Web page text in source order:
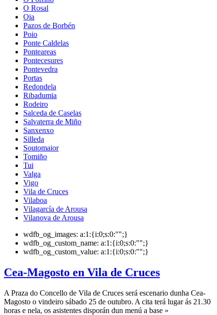
O Rosal
Oia
Pazos de Borbén
Poio
Ponte Caldelas
Ponteareas
Pontecesures
Pontevedra
Portas
Redondela
Ribadumia
Rodeiro
Salceda de Caselas
Salvaterra de Miño
Sanxenxo
Silleda
Soutomaior
Tomiño
Tui
Valga
Vigo
Vila de Cruces
Vilaboa
Vilagarcía de Arousa
Vilanova de Arousa
wdfb_og_images: a:1:{i:0;s:0:"";}
wdfb_og_custom_name: a:1:{i:0;s:0:"";}
wdfb_og_custom_value: a:1:{i:0;s:0:"";}
Cea-Magosto en Vila de Cruces
A Praza do Concello de Vila de Cruces será escenario dunha Cea-
Magosto o vindeiro sábado 25 de outubro. A cita terá lugar ás 21.30
horas e nela, os asistentes disporán dun menú a base »